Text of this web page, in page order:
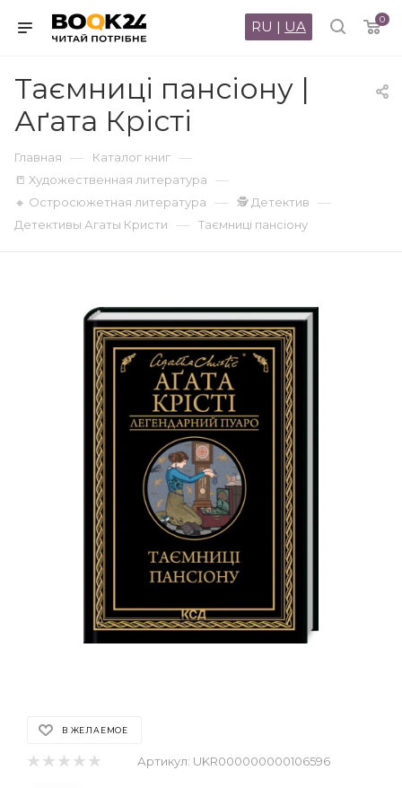
0
RU | UA
Таємниці пансіону |
Аґата Крісті
Главная — Каталог книг —
📒 Художественная литература —
🔸 Остросюжетная литература — 🕵 Детектив —
Детективы Агаты Кристи — Таємниці пансіону
В ЖЕЛАЕМОЕ
Артикул: UKR000000000106596